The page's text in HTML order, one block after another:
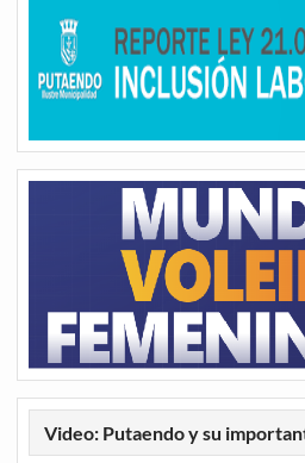
Video: Putaendo y su